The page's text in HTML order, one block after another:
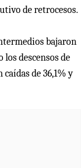
de retrocesos.
bajaron
los descensos de
de 36,1% y